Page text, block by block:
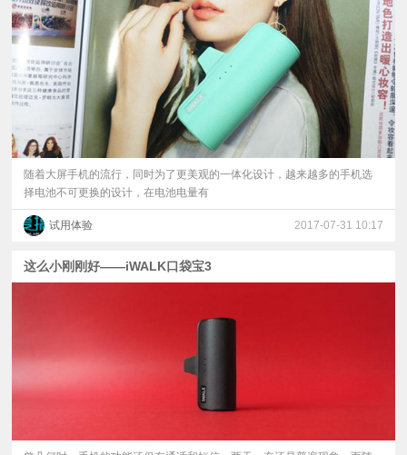
随着大屏手机的流行，同时为了更美观的一体化设计，越来越多的手机选
择电池不可更换的设计，在电池电量有
试用体验 2017-07-31 10:17
这么小刚刚好——iWALK口袋宝3